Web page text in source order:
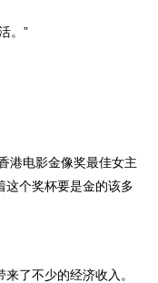
。”
港电影金像奖最佳女主
这个奖杯要是金的该多
了不少的经济收入。